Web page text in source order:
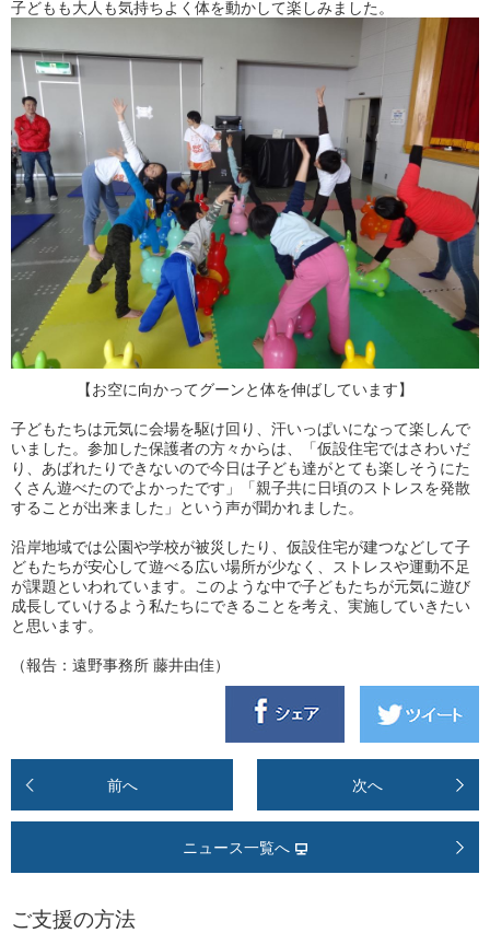
子どもも大人も気持ちよく体を動かして楽しみました。
【お空に向かってグーンと体を伸ばしています】
子どもたちは元気に会場を駆け回り、汗いっぱいになって楽しんで
いました。参加した保護者の方々からは、「仮設住宅ではさわいだ
り、あばれたりできないので今日は子ども達がとても楽しそうにた
くさん遊べたのでよかったです」「親子共に日頃のストレスを発散
することが出来ました」という声が聞かれました。
沿岸地域では公園や学校が被災したり、仮設住宅が建つなどして子
どもたちが安心して遊べる広い場所が少なく、ストレスや運動不足
が課題といわれています。このような中で子どもたちが元気に遊び
成長していけるよう私たちにできることを考え、実施していきたい
と思います。
（報告：遠野事務所 藤井由佳）
前へ 次へ
ニュース一覧へ
ご支援の方法